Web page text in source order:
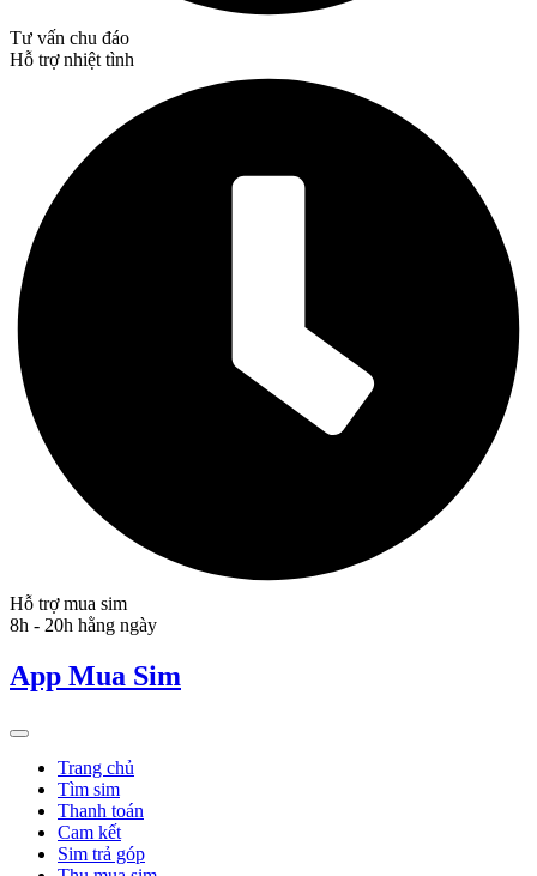
Tư vấn chu đáo
Hỗ trợ nhiệt tình
Hỗ trợ mua sim
8h - 20h hằng ngày
App Mua Sim
Trang chủ
Tìm sim
Thanh toán
Cam kết
Sim trả góp